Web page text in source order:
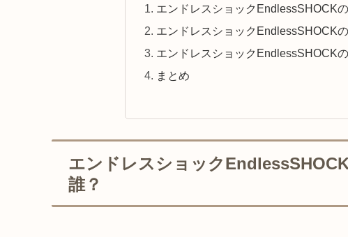
エンドレスショックEndlessSHOCK
エンドレスショックEndlessSHOCK
エンドレスショックEndlessSHOCK
まとめ
エンドレスショック
誰？